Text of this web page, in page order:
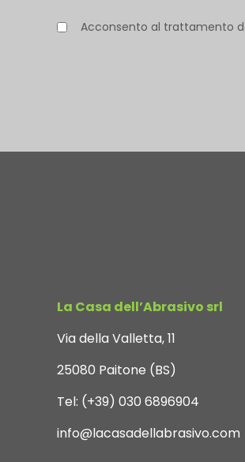
Acconsento al trattamento
La Casa dell’Abrasivo srl
Via della Valletta, 11
25080 Paitone (BS)
Tel: (+39) 030 6896904
info@lacasadellabrasivo.com